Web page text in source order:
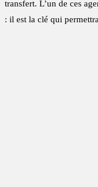
transfert. L’un de ces
: il est la clé qui